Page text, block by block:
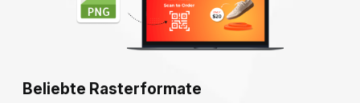
Beliebte Rasterformate